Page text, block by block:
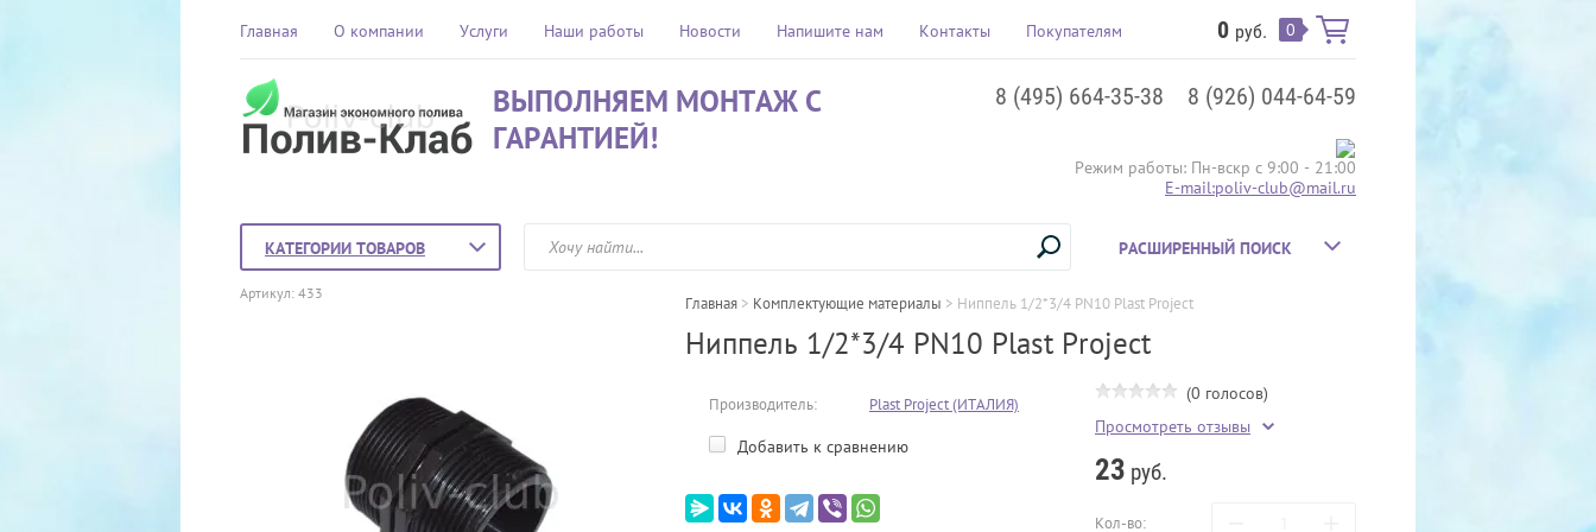
Главная О компании Услуги Наши работы Новости Напишите нам Контакты Покупателям 0 руб. 0
ВЫПОЛНЯЕМ МОНТАЖ С
ГАРАНТИЕЙ!
8 (495) 664-35-38 8 (926) 044-64-59
Режим работы: Пн-вскр с 9:00 - 21:00
E-mail:poliv-club@mail.ru
КАТЕГОРИИ ТОВАРОВ РАСШИРЕННЫЙ ПОИСК
Главная > Комплектующие материалы > Ниппель 1/2*3/4 PN10 Plast Project
Ниппель 1/2*3/4 PN10 Plast Project
Артикул: 433
Производитель: Plast Project (ИТАЛИЯ)
Добавить к сравнению
(0 голосов)
Просмотреть отзывы
23 руб.
Кол-во: